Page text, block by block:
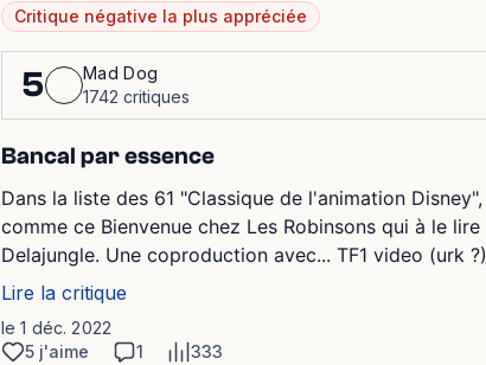
Critique négative la plus appréciée
5
Mad Dog
1742 critiques
Bancal par essence
Dans la liste des 61 "Classique de l'animation
comme ce Bienvenue chez Les Robinsons qui à le
Delajungle. Une coproduction avec... TF1 video (urk
Lire la critique
le 1 déc. 2022
5 j'aime
1 333